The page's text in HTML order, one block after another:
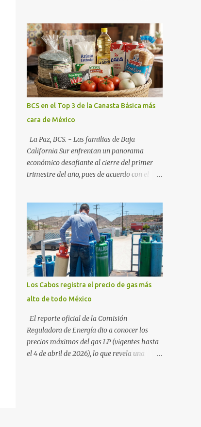
fideicomisos de promoción, la entidad
proyecta un cierre de año marcado por una
ocupación hotelera robusta, una
conectividad aérea en ascenso y una
derrama económica sin precedentes. Las
proyecciones para este periodo vacacional
son optimistas, con un promedio estatal que
supera el 70% . Sin embargo, la sorpresa del
año la ha dado el norte del estado. Comondú
encabeza las expectativas con un
impresionante 89% de ocupación,
impulsado por el interés creciente en el
turismo de naturaleza. Le siguen destinos
Nuevo). La Paz: 66%. Loreto: 58%. Mulegé:
54%. "Estamos viendo un fenómeno de
diversificación. Ya no solo vienen por el lujo
de Los Cabos, sino por la aut...
BCS en el Top 3 de la Canasta Básica más
cara de México
La Paz, BCS. - Las familias de Baja
California Sur enfrentan un panorama
económico desafiante al cierre del primer
trimestre del año, pues de acuerdo con el
sudcalifornia se consolidó como la tercera
entidad con el costo de vida más elevado en
cuanto a productos de primera necesidad a
nivel nacional. Los datos correspondientes al
cierre de marzo y la primera semana de
abril revelan que adquirir el paquete de los
24 productos esenciales alcanzó un precio de
942.50 pesos en la ciudad de La Paz . Este
monto fue detectado específicamente en el
establecimiento Bodega Aurrera ubicado en
el fraccionamiento Camino Real, superando
la barrera de los 910 pesos establecida como
meta por el gobierno federal en el Paquete
Los Cabos registra el precio de gas más
alto de todo México
El reporte oficial de la Comisión
Reguladora de Energía dio a conocer los
precios máximos del gas LP (vigentes hasta
el 4 de abril de 2026), lo que revela una